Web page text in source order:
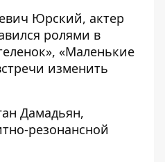
Юрский, актер
ролями в
«Маленькие
изменить
Дамадьян,
резонансной